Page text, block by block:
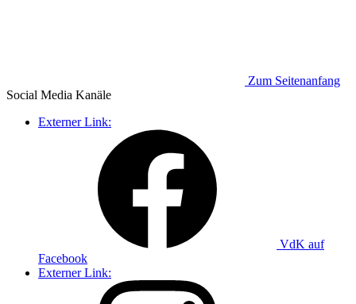
Zum Seitenanfang
Social Media Kanäle
Externer Link:
VdK auf
Facebook
Externer Link: